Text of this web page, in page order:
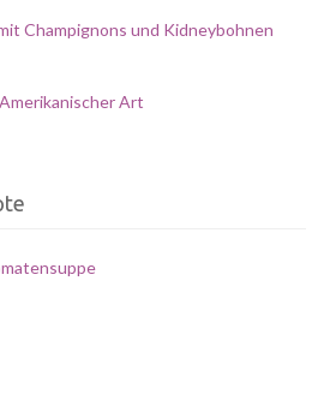
Champignons und Kidneybohnen
Art